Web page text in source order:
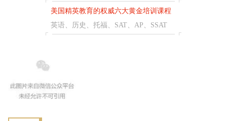
美国精英教育的权威六大黄金培训课程
英语、历史、托福、SAT、AP、SSAT